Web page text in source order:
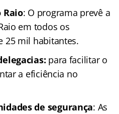
Raio: O programa prevê a
em todos os
25 mil habitantes.
para facilitar o
a eficiência no
de segurança: As